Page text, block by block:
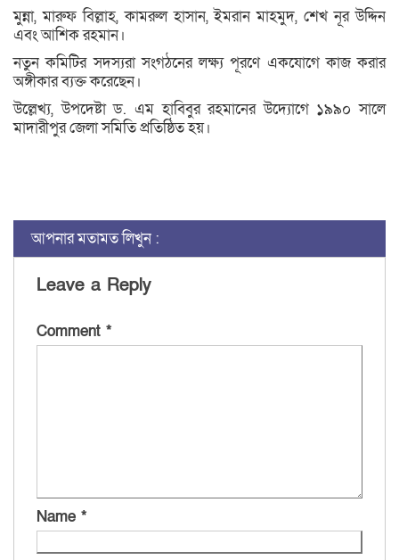
মুন্না, মারুফ বিল্লাহ, কামরুল হাসান, ইমরান মাহমুদ, শেখ নূর উদ্দিন
এবং আশিক রহমান।
নতুন কমিটির সদস্যরা সংগঠনের লক্ষ্য পূরণে একযোগে কাজ করার
অঙ্গীকার ব্যক্ত করেছেন।
উল্লেখ্য, উপদেষ্টা ড. এম হাবিবুর রহমানের উদ্যোগে ১৯৯০ সালে
মাদারীপুর জেলা সমিতি প্রতিষ্ঠিত হয়।
আপনার মতামত লিখুন :
Leave a Reply
Comment *
Name *